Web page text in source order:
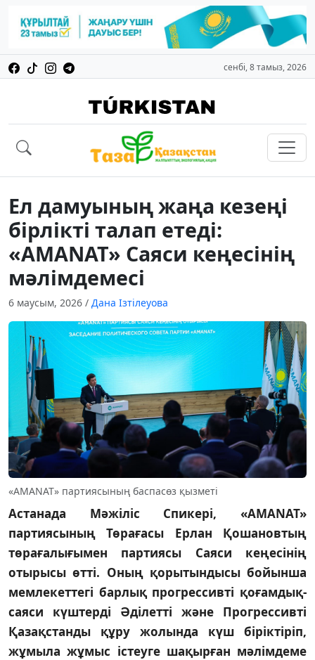
сенбі, 8 тамыз, 2026
Ел дамуының жаңа кезеңі
бірлікті талап етеді:
«AMANAT» Саяси кеңесінің
мәлімдемесі
6 маусым, 2026 / Дана Ізтілеуова
«AMANAT» партиясының баспасөз қызметі
Астанада Мәжіліс Спикері, «AMANAT»
партиясының Төрағасы Ерлан Қошановтың
төрағалығымен партиясы Саяси кеңесінің
отырысы өтті. Оның қорытындысы бойынша
мемлекеттегі барлық прогрессивті қоғамдық-
саяси күштерді Әділетті және Прогрессивті
Қазақстанды құру жолында күш біріктіріп,
жұмыла жұмыс істеуге шақырған мәлімдеме